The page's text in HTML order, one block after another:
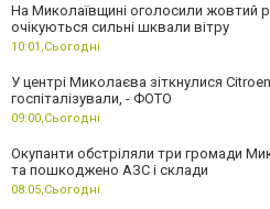
На Миколаївщині оголосили жовтий
очікуються сильні шквали вітру
10:01, Сьогодні
У центрі Миколаєва зіткнулися
госпіталізували, - ФОТО
09:00, Сьогодні
Окупанти обстріляли три громади
та пошкоджено АЗС і склади
08:05, Сьогодні